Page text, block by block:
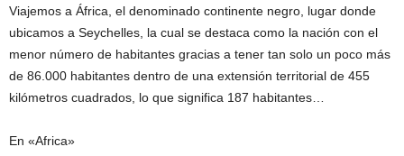
Viajemos a África, el denominado continente negro, lugar donde
ubicamos a Seychelles, la cual se destaca como la nación con el
menor número de habitantes gracias a tener tan solo un poco más
de 86.000 habitantes dentro de una extensión territorial de 455
kilómetros cuadrados, lo que significa 187 habitantes…
En «Africa»